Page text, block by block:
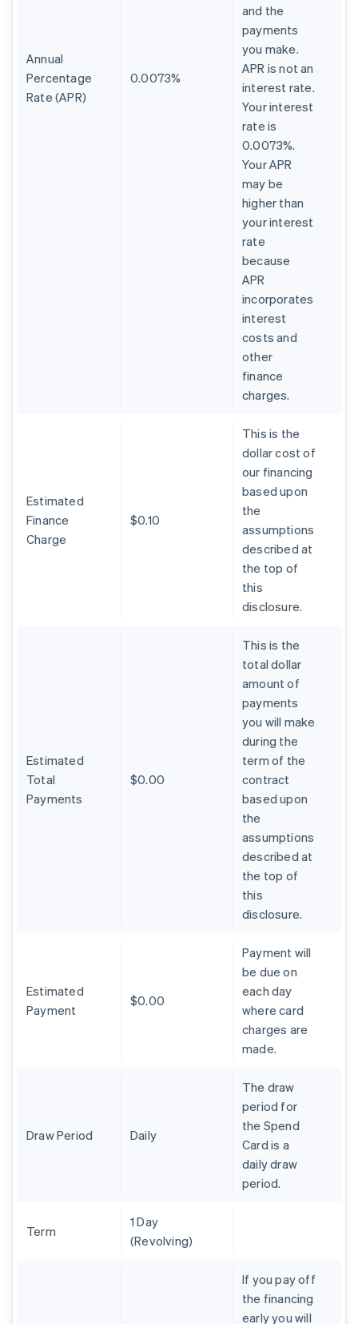
Annual
Percentage
Rate (APR)
0.0073%
and the
payments
you make.
APR is not an
interest rate.
Your interest
rate is
0.0073%.
Your APR
may be
higher than
your interest
rate
because
APR
incorporates
interest
costs and
other
finance
charges.
Estimated
Finance
Charge
$0.10
This is the
dollar cost of
our financing
based upon
the
assumptions
described at
the top of
this
disclosure.
Estimated
Total
Payments
$0.00
This is the
total dollar
amount of
payments
you will make
during the
term of the
contract
based upon
the
assumptions
described at
the top of
this
disclosure.
Estimated
Payment
$0.00
Payment will
be due on
each day
where card
charges are
made.
Draw Period Daily
The draw
period for
the Spend
Card is a
daily draw
period.
Term
1 Day
(Revolving)
If you pay off
the financing
early you will
Brasilien
Português
Estland
English
Français